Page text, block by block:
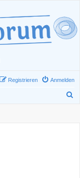
Anmelden
Registrieren